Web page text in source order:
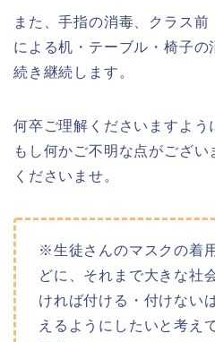
また、手指の消毒、クラス
による机・テーブル・椅子の
続き継続します。
何卒ご理解くださいますよう
もし何かご不明な点がござ
くださいませ。
※生徒さんのマスクの着
どに、それまで大きな社
ければ付ける・付けない
えるようにしたいと考え